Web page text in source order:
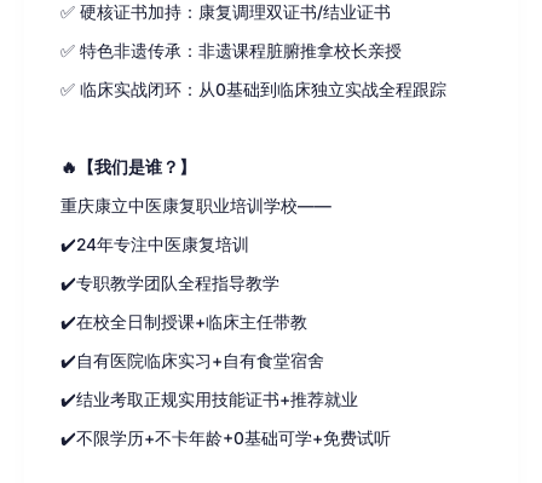
✅ 硬核证书加持：康复调理双证书/结业证书
✅ 特色非遗传承：非遗课程脏腑推拿校长亲授
✅ 临床实战闭环：从0基础到临床独立实战全程跟踪
🔥【我们是谁？】
重庆康立中医康复职业培训学校——
✔️24年专注中医康复培训
✔️专职教学团队全程指导教学
✔️在校全日制授课+临床主任带教
✔️自有医院临床实习+自有食堂宿舍
✔️结业考取正规实用技能证书+推荐就业
✔️不限学历+不卡年龄+0基础可学+免费试听